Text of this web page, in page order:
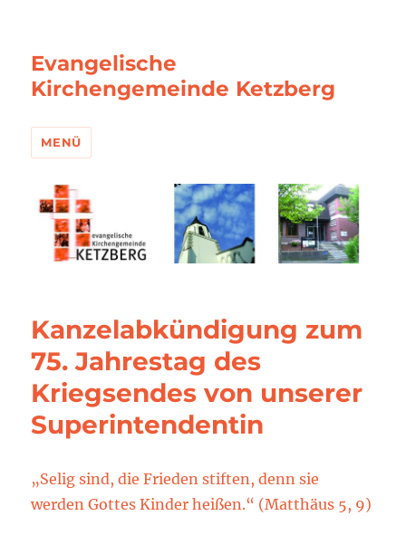
Evangelische
Kirchengemeinde Ketzberg
MENÜ
Kanzelabkündigung zum
75. Jahrestag des
Kriegsendes von unserer
Superintendentin
„Selig sind, die Frieden stiften, denn sie
werden Gottes Kinder heißen.“ (Matthäus 5, 9)